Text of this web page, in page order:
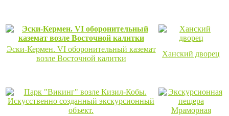
Эски-Кермен. VI оборонительный каземат
возле Восточной калитки
Ханский дворец